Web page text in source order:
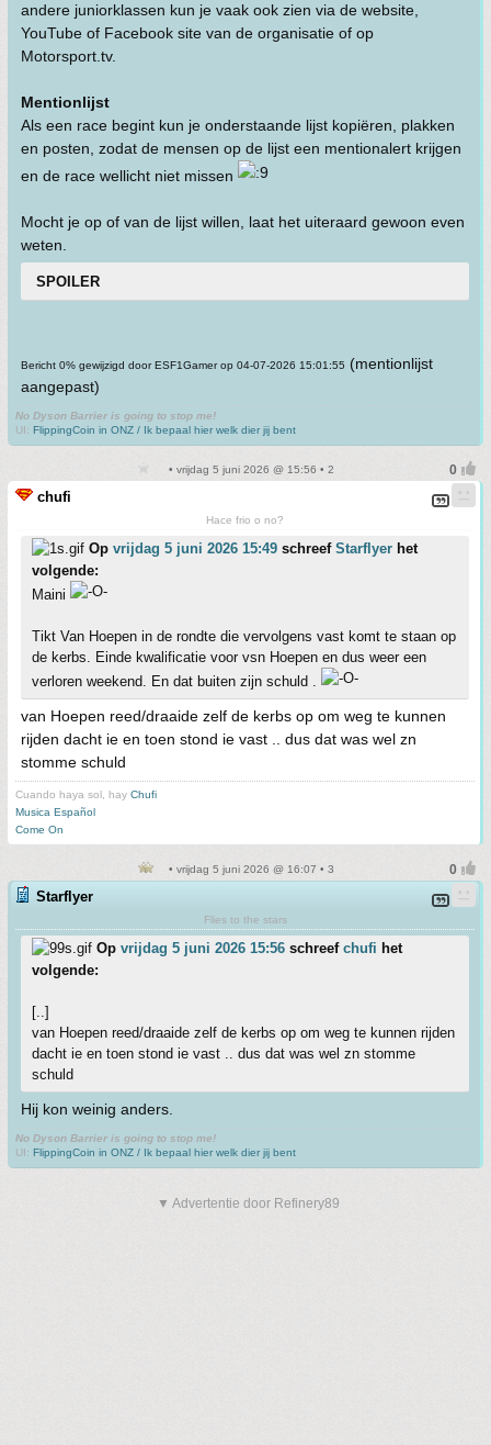
andere juniorklassen kun je vaak ook zien via de website,
YouTube of Facebook site van de organisatie of op
Motorsport.tv.
Mentionlijst
Als een race begint kun je onderstaande lijst kopiëren, plakken
en posten, zodat de mensen op de lijst een mentionalert krijgen
en de race wellicht niet missen
Mocht je op of van de lijst willen, laat het uiteraard gewoon even
weten.
SPOILER
Bericht 0% gewijzigd door ESF1Gamer op 04-07-2026 15:01:55 (mentionlijst
aangepast)
No Dyson Barrier is going to stop me!
UI: FlippingCoin in ONZ / Ik bepaal hier welk dier jij bent
• vrijdag 5 juni 2026 @ 15:56 • 2
chufi
Hace frio o no?
Op vrijdag 5 juni 2026 15:49 schreef Starflyer het
volgende:
Maini
Tikt Van Hoepen in de rondte die vervolgens vast komt te staan op
de kerbs. Einde kwalificatie voor vsn Hoepen en dus weer een
verloren weekend. En dat buiten zijn schuld .
van Hoepen reed/draaide zelf de kerbs op om weg te kunnen
rijden dacht ie en toen stond ie vast .. dus dat was wel zn
stomme schuld
Cuando haya sol, hay Chufi
Musica Español
Come On
• vrijdag 5 juni 2026 @ 16:07 • 3
Starflyer
Flies to the stars
Op vrijdag 5 juni 2026 15:56 schreef chufi het
volgende:
[..]
van Hoepen reed/draaide zelf de kerbs op om weg te kunnen rijden
dacht ie en toen stond ie vast .. dus dat was wel zn stomme
schuld
Hij kon weinig anders.
No Dyson Barrier is going to stop me!
UI: FlippingCoin in ONZ / Ik bepaal hier welk dier jij bent
▼ Advertentie door Refinery89